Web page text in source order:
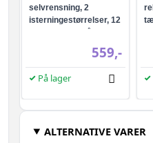
selvrensning, 2
isterningestørrelser, 12
kg/24 t - sølvgrå
559,-
På lager
ALTERNATIVE VARER